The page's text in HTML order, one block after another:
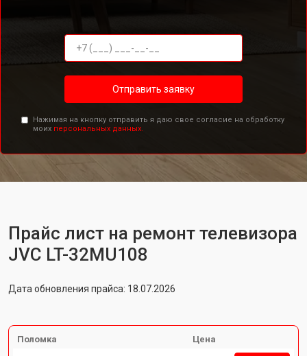
Отправить заявку
Нажимая на кнопку отправить я даю свое согласие на обработку
моих персональных данных.
Прайс лист на ремонт телевизора
JVC LT-32MU108
Дата обновления прайса: 18.07.2026
Поломка Цена